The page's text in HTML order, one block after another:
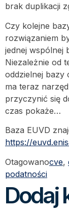
brak duplikacji
Czy kolejne
rozwiązaniem
jednej wspólnej
Niezależnie od
oddzielnej bazy
ma teraz
przyczynić się
czas pokaże…
Baza EUVD
https://
Otagowanocve,
podatności
Dodaj